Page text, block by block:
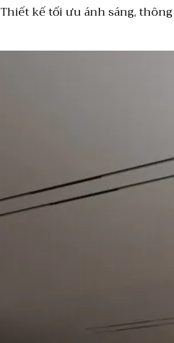
Thiết kế tối ưu ánh sáng, thông